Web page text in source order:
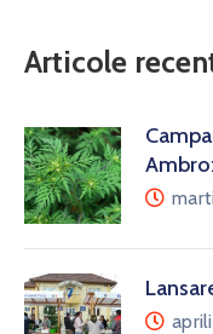
Articole